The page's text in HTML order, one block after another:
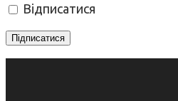
Відписатися